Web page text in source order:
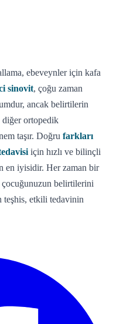
ebeveynler için kafa
sinovit, çoğu zaman
ancak belirtilerin
diğer ortopedik
taşır. Doğru farkları
için hızlı ve bilinçli
en iyisidir. Her zaman bir
belirtilerini
teşhis, etkili tedavinin